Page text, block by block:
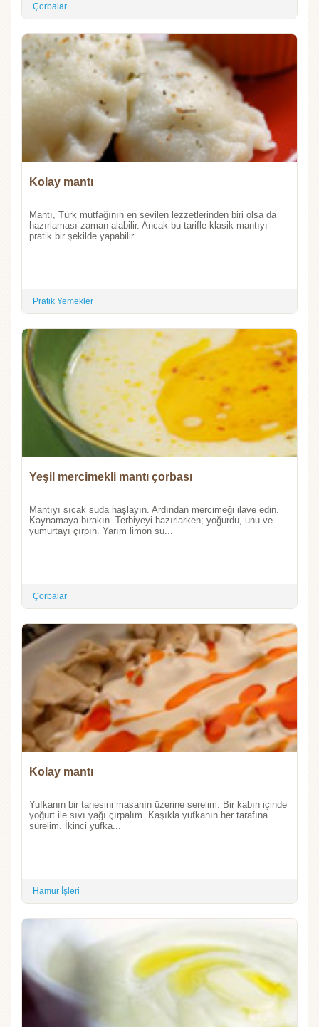
Çorbalar
Kolay mantı
Mantı, Türk mutfağının en sevilen lezzetlerinden biri olsa da
hazırlaması zaman alabilir. Ancak bu tarifle klasik mantıyı
pratik bir şekilde yapabilir...
Pratik Yemekler
Yeşil mercimekli mantı çorbası
Mantıyı sıcak suda haşlayın. Ardından mercimeği ilave edin.
Kaynamaya bırakın. Terbiyeyi hazırlarken; yoğurdu, unu ve
yumurtayı çırpın. Yarım limon su...
Çorbalar
Kolay mantı
Yufkanın bir tanesini masanın üzerine serelim. Bir kabın içinde
yoğurt ile sıvı yağı çırpalım. Kaşıkla yufkanın her tarafına
sürelim. İkinci yufka...
Hamur İşleri